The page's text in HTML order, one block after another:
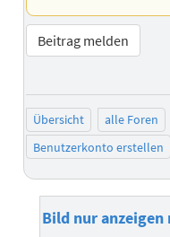
Beitrag melden
Übersicht alle Foren
Benutzerkonto erstellen
Bild nur